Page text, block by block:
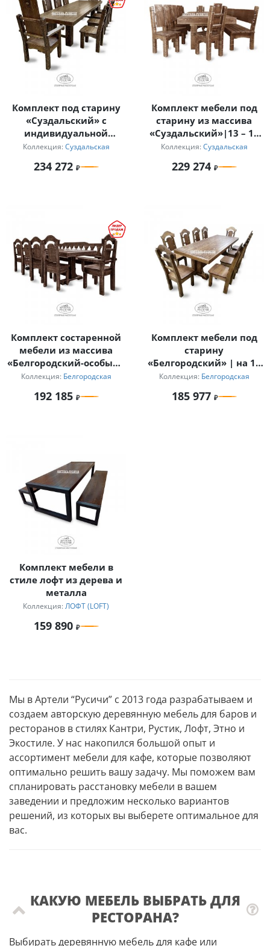
Комплект под старину
«Суздальский» с
индивидуальной
резьбой на 10+ персон
Коллекция: Суздальская
234 272
Комплект мебели под
старину из массива
«Суздальский»|13 – 14
персон
Коллекция: Суздальская
229 274
Комплект состаренной
мебели из массива
«Белгородский-особый»
| стол, скамья, 5 стульев
Коллекция: Белгородская
192 185
Комплект мебели под
старину
«Белгородский» | на 10
персон
Коллекция: Белгородская
185 977
Комплект мебели в
стиле лофт из дерева и
металла
Коллекция: ЛОФТ (LOFT)
159 890
Мы в Артели “Русичи” с 2013 года разрабатываем и
создаем авторскую деревянную мебель для баров и
ресторанов в стилях Кантри, Рустик, Лофт, Этно и
Экостиле. У нас накопился большой опыт и
ассортимент мебели для кафе, которые позволяют
оптимально решить вашу задачу. Мы поможем вам
спланировать расстановку мебели в вашем
заведении и предложим несколько вариантов
решений, из которых вы выберете оптимальное для
вас.
КАКУЮ МЕБЕЛЬ ВЫБРАТЬ ДЛЯ
РЕСТОРАНА?
Выбирать деревянную мебель для кафе или